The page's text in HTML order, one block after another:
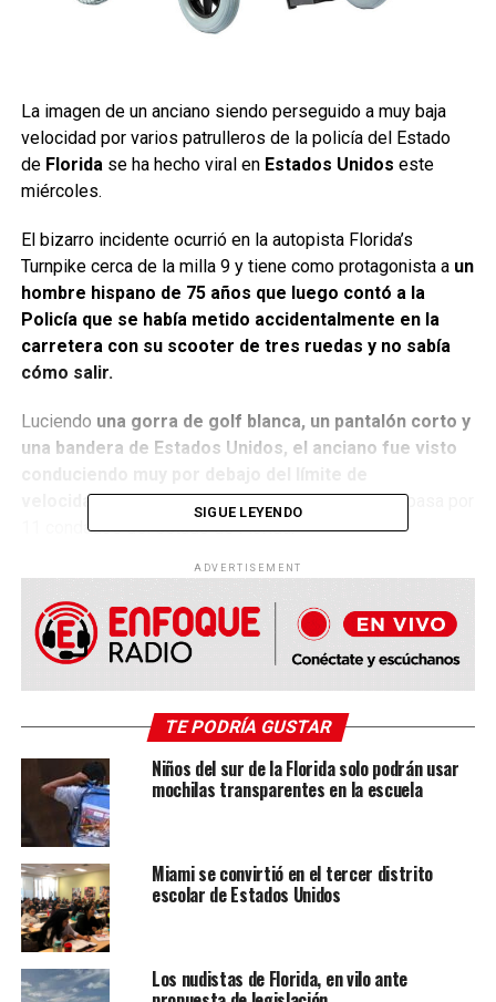
La imagen de un anciano siendo perseguido a muy baja
velocidad por varios patrulleros de la policía del Estado
de Florida se ha hecho viral en Estados Unidos este
miércoles.
El bizarro incidente ocurrió en la autopista Florida’s
Turnpike cerca de la milla 9 y tiene como protagonista a un
hombre hispano de 75 años que luego contó a la
Policía que se había metido accidentalmente en la
carretera con su scooter de tres ruedas y no sabía
cómo salir.
Luciendo una gorra de golf blanca, un pantalón corto y
una bandera de Estados Unidos, el anciano fue visto
velocidaden dirección norte por la autopista que pasa por
11 condados del estado de Florida.
La Patrulla de Carreteras de Florida contó a la cadena
Newsqueagentes en tres vehículos respondieron a la
situación y acompañaron al hombre hasta la siguiente
rampa de salida para que llegara a un lugar seguro
SIGUE LEYENDO
ADVERTISEMENT
TE PODRÍA GUSTAR
Niños del sur de la Florida solo podrán usar
mochilas transparentes en la escuela
Miami se convirtió en el tercer distrito
escolar de Estados Unidos
Los nudistas de Florida, en vilo ante